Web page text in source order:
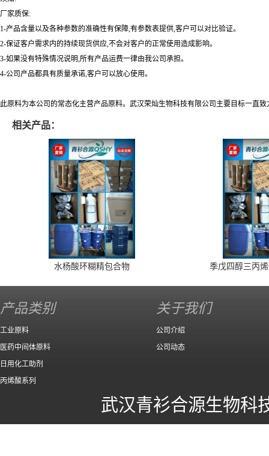
厂家质保:
1-产品含量以及各种参数的准确性有保障,有参数表提供,客户可以对比验证。
2-保证客户需求内的持续现货供应,不会对客户的正常使用造成影响。
3-如果没有特殊情况说明,所有产品运费一律由我公司承担。
4-公司产品都具有质量承诺,客户可以放心使用。
此原料为本公司的常态化主营产品原料。武汉荣灿生物科技有限公司主要目标一直
相关产品：
水杨酸环糊精包合物 季戊四醇三丙
产品类别
工业原料
医药中间体原料
日用化工助剂
丙烯酸系列
关于我们
公司介绍
公司动态
武汉青衫合源生物科